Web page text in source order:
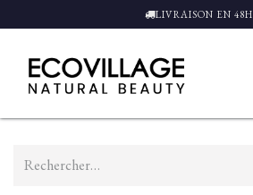
LIVRAISON EN 48H